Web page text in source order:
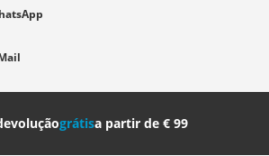
Italia (Italiano) Italien (Deutsch)
grátisa partir de € 99